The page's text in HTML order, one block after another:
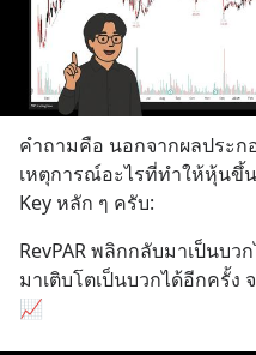
คำถามคือ นอกจากผลประก
เหตุการณ์อะไรที่ทำให้หุ้นขึ้
Key หลัก ๆ ครับ:
RevPAR พลิกกลับมาเป็นบว
มาเติบโตเป็นบวกได้อีกครั้
📈